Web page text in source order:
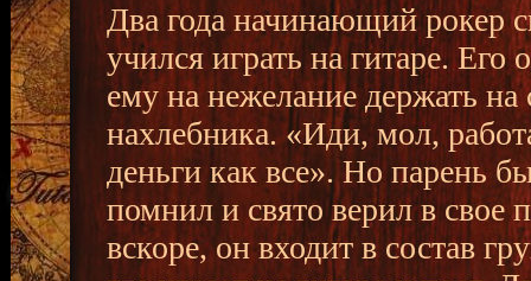
Два года начинающий рокер
учился играть на гитаре. Его
ему на нежелание держать на
нахлебника. «Иди, мол,
деньги как все». Но парень
помнил и свято верил в свое
вскоре, он входит в состав